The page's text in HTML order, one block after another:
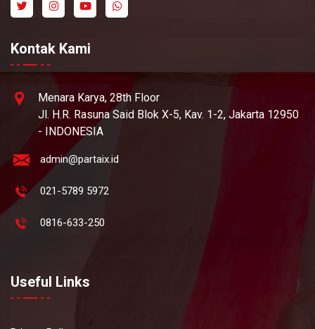
Kontak Kami
Menara Karya, 28th Floor
Jl. H.R. Rasuna Said Blok X-5, Kav. 1-2, Jakarta 12950
- INDONESIA
admin@partaix.id
021-5789 5972
0816-633-250
Useful Links